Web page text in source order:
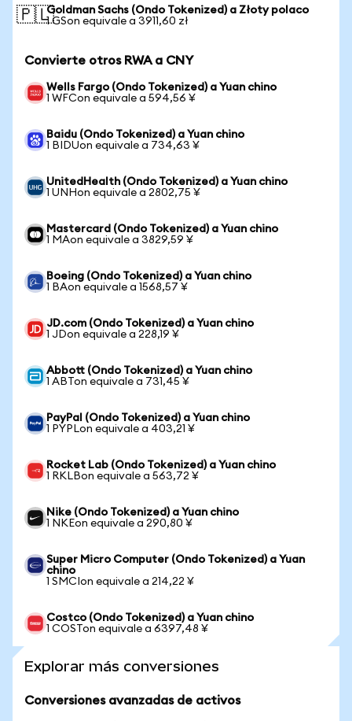
🇵🇱Goldman Sachs (Ondo Tokenized) a Złoty polaco
1 GSon equivale a 3911,60 zł
Convierte otros RWA a CNY
Wells Fargo (Ondo Tokenized) a Yuan chino
1 WFCon equivale a 594,56 ¥
Baidu (Ondo Tokenized) a Yuan chino
1 BIDUon equivale a 734,63 ¥
UnitedHealth (Ondo Tokenized) a Yuan chino
1 UNHon equivale a 2802,75 ¥
Mastercard (Ondo Tokenized) a Yuan chino
1 MAon equivale a 3829,59 ¥
Boeing (Ondo Tokenized) a Yuan chino
1 BAon equivale a 1568,57 ¥
JD.com (Ondo Tokenized) a Yuan chino
1 JDon equivale a 228,19 ¥
Abbott (Ondo Tokenized) a Yuan chino
1 ABTon equivale a 731,45 ¥
PayPal (Ondo Tokenized) a Yuan chino
1 PYPLon equivale a 403,21 ¥
Rocket Lab (Ondo Tokenized) a Yuan chino
1 RKLBon equivale a 563,72 ¥
Nike (Ondo Tokenized) a Yuan chino
1 NKEon equivale a 290,80 ¥
Super Micro Computer (Ondo Tokenized) a Yuan
chino
1 SMCIon equivale a 214,22 ¥
Costco (Ondo Tokenized) a Yuan chino
1 COSTon equivale a 6397,48 ¥
Explorar más conversiones
Conversiones avanzadas de activos